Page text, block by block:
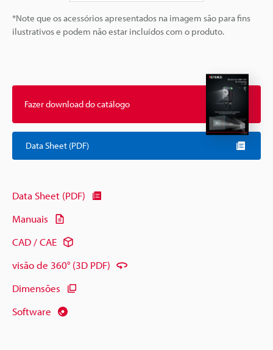
*Note que os acessórios apresentados na imagem são para fins
ilustrativos e podem não estar incluídos com o produto.
Fazer download do catálogo
Data Sheet (PDF)
Data Sheet (PDF)
Manuais
CAD / CAE
visão de 360° (3D PDF)
Dimensões
Software